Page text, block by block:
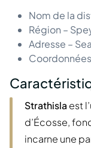
Nom de la
Région –
Adresse –
Strathisla est
d’Écosse,
incarne une